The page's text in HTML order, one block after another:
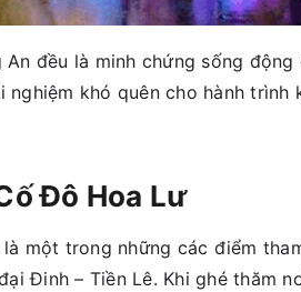
đều là minh chứng sống
nghiệm khó quên cho hành
Đô Hoa Lư
một trong những các điểm
Đinh – Tiền Lê. Khi ghé thăm